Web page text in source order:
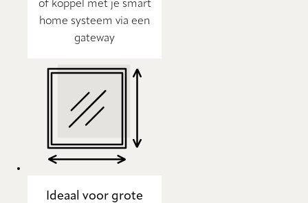
of koppel met je smart
home systeem via een
gateway
Ideaal voor grote